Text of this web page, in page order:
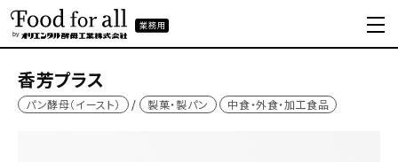
香芳プラス
パン酵母（イースト） 製菓・製パン 中食・外食・加工食品